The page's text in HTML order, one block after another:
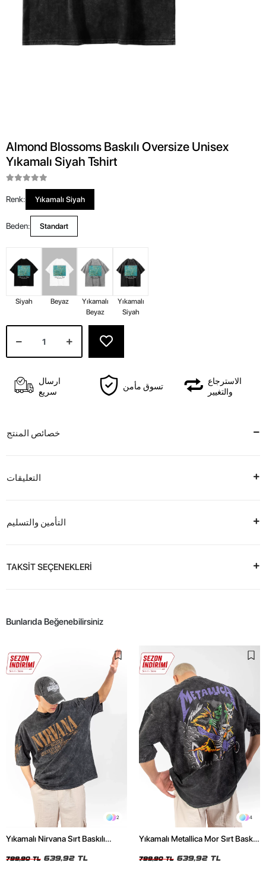
Almond Blossoms Baskılı Oversize Unisex
Yıkamalı Siyah Tshirt
Renk: Yıkamalı Siyah
Beden: Standart
Siyah Beyaz
Yıkamalı
Beyaz
Yıkamalı
Siyah
ارسال
سريع
تسوق مأمن
الاسترجاع
والتغيير
خصائص المنتج
التعليقات
التأمين والتسليم
TAKSİT SEÇENEKLERİ
Bunlarıda Beğenebilirsiniz
2
Yıkamalı Nirvana Sırt Baskılı
799,90 TL 639,92 TL
4
Yıkamalı Metallica Mor Sırt Baskılı
799,90 TL 639,92 TL